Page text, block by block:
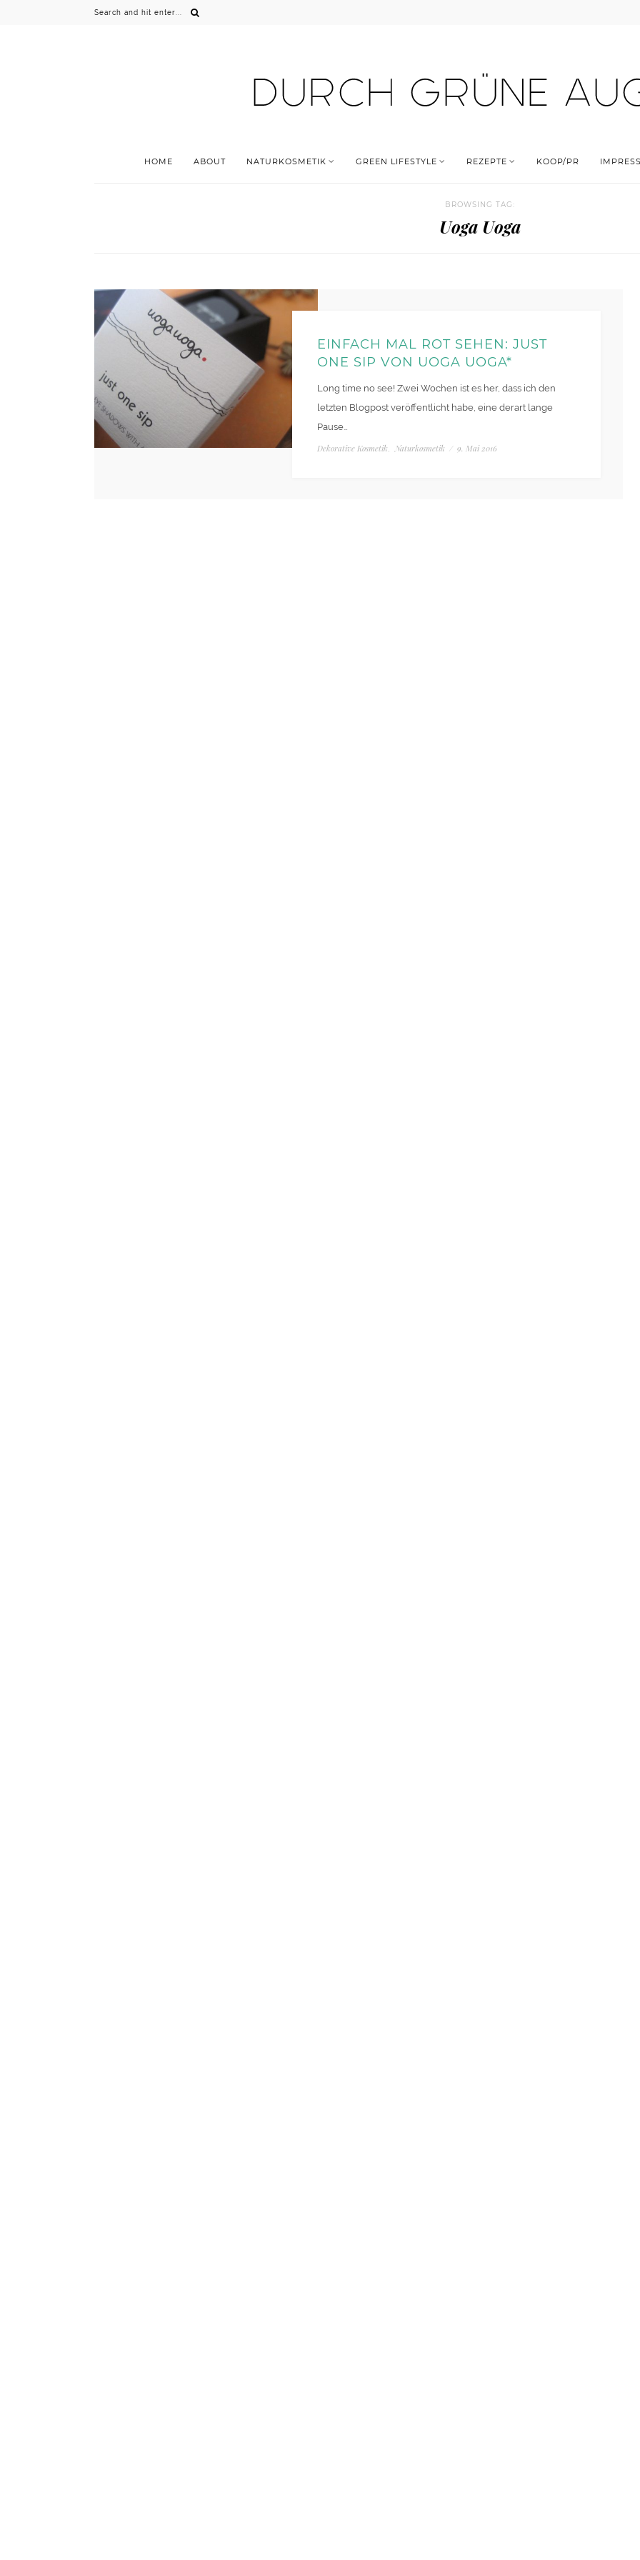
HOME ABOUT NATURKOSMETIK GREEN LIFESTYLE REZEPTE KOOP/PR
BROWSING TAG:
Uoga Uoga
EINFACH MAL ROT SEHEN: JUST
ONE SIP VON UOGA UOGA*
Long time no see! Zwei Wochen ist es her, dass ich den
letzten Blogpost veröffentlicht habe, eine derart lange
Pause…
Dekorative Kosmetik, Naturkosmetik / 9. Mai 2016